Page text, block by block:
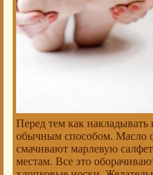
Перед тем как
обычным способом. Масло
смачивают марлевую
местам. Все это